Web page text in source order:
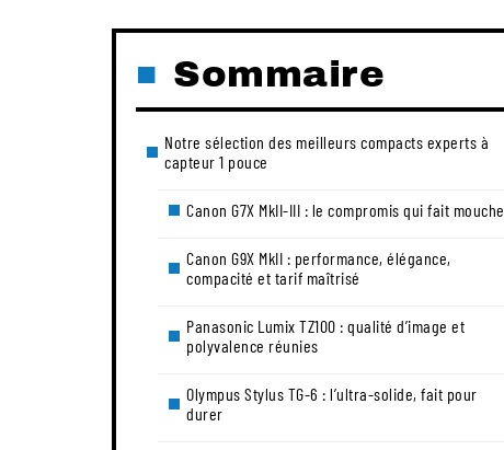
Sommaire
Notre sélection des meilleurs compacts experts à
capteur 1 pouce
Canon G7X MkII-III : le compromis qui fait mouche
Canon G9X MkII : performance, élégance,
compacité et tarif maîtrisé
Panasonic Lumix TZ100 : qualité d’image et
polyvalence réunies
Olympus Stylus TG-6 : l’ultra-solide, fait pour
durer